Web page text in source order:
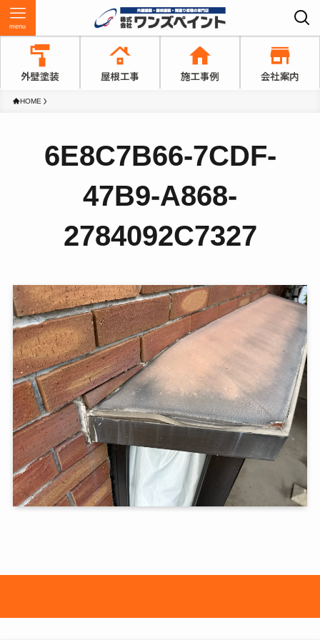
menu
HOME
6E8C7B66-7CDF-
47B9-A868-
2784092C7327